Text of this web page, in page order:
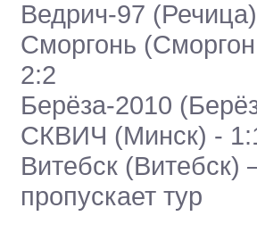
Ведрич-97
Сморгонь
2:2
Берёза-2010
СКВИЧ (Минск) -
Витебск (Витебск)
пропускает тур